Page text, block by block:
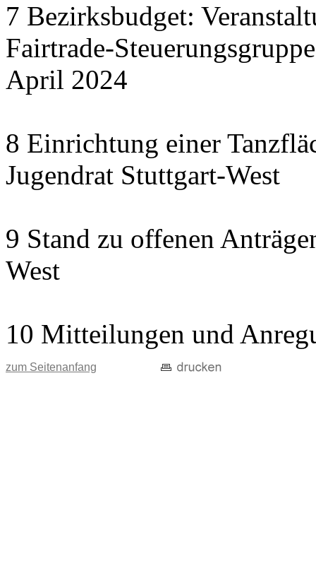
7 Bezirksbudget:
Fairtrade-
April 2024
8 Einrichtung einer
Jugendrat Stuttgart-West
9 Stand zu offenen
West
10 Mitteilungen und
zum Seitenanfang